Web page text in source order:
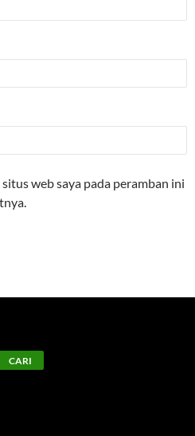
web saya pada peramban ini
CARI